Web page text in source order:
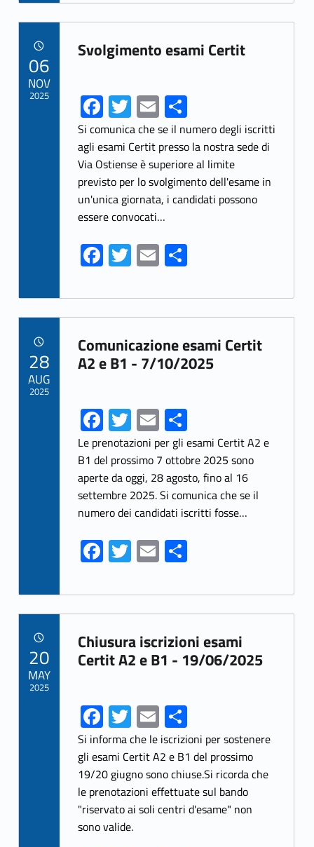
o
o
er l e
Link identifier archive #link-archive-12649
Svolgimento esami Certit
Fa
ce
b
o
o
k
T
w
itt
er
E
m
ai
l
S
h
ar
e
Si comunica che se il numero degli iscritti
agli esami Certit presso la nostra sede di
Via Ostiense è superiore al limite
previsto per lo svolgimento dell'esame in
un'unica giornata, i candidati possono
essere convocati…
Fa
ce
b
o
o
k
T
w
itt
er
E
m
ai
l
S
h
ar
e
06
NOV
2025
Link identifier archive #link-archive-52
Comunicazione esami Certit
A2 e B1 - 7/10/2025
Fa
ce
b
o
o
k
T
w
itt
er
E
m
ai
l
S
h
ar
e
Le prenotazioni per gli esami Certit A2 e
B1 del prossimo 7 ottobre 2025 sono
aperte da oggi, 28 agosto, fino al 16
settembre 2025. Si comunica che se il
numero dei candidati iscritti fosse…
Fa
ce
b
o
o
k
T
w
itt
er
E
m
ai
l
S
ar
e
28
AUG
2025
Link identifier archive #link-archive-10286
Chiusura iscrizioni esami
Certit A2 e B1 - 19/06/2025
Fa
ce
b
o
o
k
T
w
itt
er
E
m
ai
l
S
h
ar
e
Si informa che le iscrizioni per sostenere
gli esami Certit A2 e B1 del prossimo
19/20 giugno sono chiuse.Si ricorda che
le prenotazioni effettuate sul bando
"riservato ai soli centri d'esame" non
sono valide.
20
MAY
2025